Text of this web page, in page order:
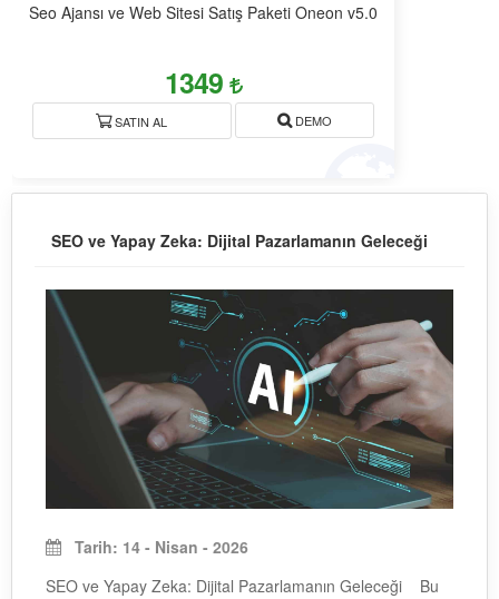
Seo Ajansı ve Web Sitesi Satış Paketi Oneon v5.0
1349
SATIN AL DEMO
SEO ve Yapay Zeka: Dijital Pazarlamanın Geleceği
Tarih: 14 - Nisan - 2026
SEO ve Yapay Zeka: Dijital Pazarlamanın Geleceği Bu